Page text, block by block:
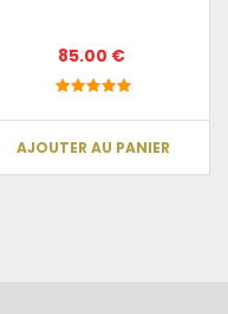
85.00 €
AJOUTER AU PANIER